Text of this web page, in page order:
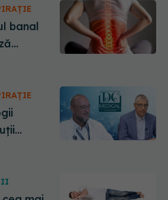
Palii
la hernie
Palii
Medical